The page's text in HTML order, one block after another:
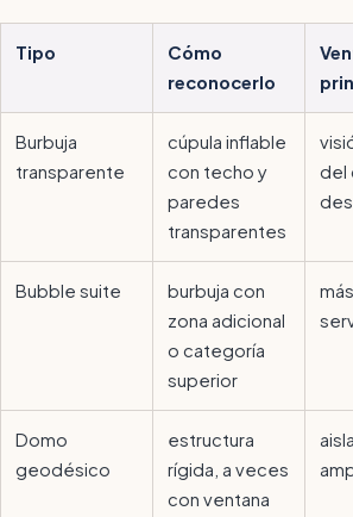
Tipo
Cómo
reconocerlo
Burbuja
transparente
cúpula inflable
con techo y
paredes
transparentes
del
Bubble suite
burbuja con
zona adicional
o categoría
superior
Domo
geodésico
estructura
rígida, a veces
con ventana